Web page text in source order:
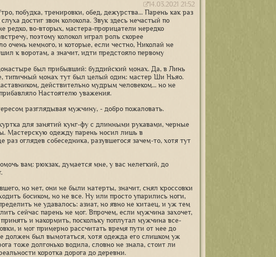
14.03.2021 21:52
побудка, тренировки, обед, дежурства... Парень как раз
достиг звон колокола. Звук здесь нечастый по
во-вторых, мастера-прорицатели нередко
поэтому колокол играл роль скорее
очень немного, и которые, если честно, Николай не
к воротам, а значит, идти предстояло первому
был прибывший: буддийский монах. Да, в Линь
типичный монах тут был целый один: мастер Ши Ньяо.
действительно мудрым человеком... но не
Настоятелю уважения.
разглядывая мужчину, - добро пожаловать.
для занятий кунг-фу с длинными рукавами, черные
Мастерскую одежду парень носил лишь в
оглядев собеседника, разувшегося зачем-то, хотя тут
вам: рюкзак, думается мне, у вас нелегкий, до
но нет, они не были натерты, значит, снял кроссовки
босиком, но не все. Ну или просто упарились ноги,
не удавалось: азиат, но явно не китаец, и уж тем
сейчас парень не мог. Впрочем, если мужчина захочет,
и накормить, поскольку поплутал мужчина все-
и мог примерно рассчитать время пути от нее до
должен был вымотаться, хотя одежда его слишком уж
тоже долгонько водила, словно не знала, стоит ли
коротка дорога до деревни.